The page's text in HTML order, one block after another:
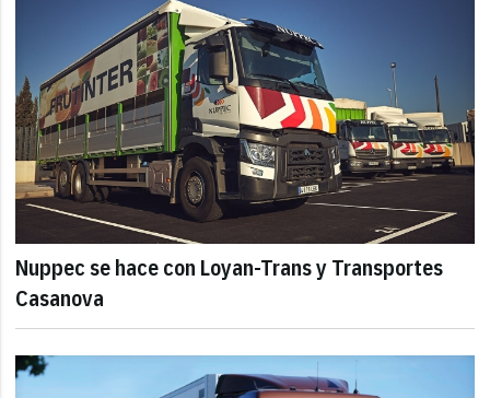
Nuppec se hace con Loyan-Trans y Transportes
Casanova